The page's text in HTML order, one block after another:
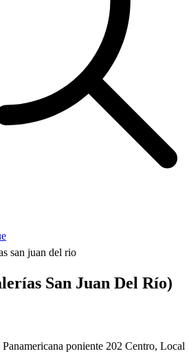
san juan del rio
s San Juan Del Río)
Panamericana poniente 202 Centro, Local